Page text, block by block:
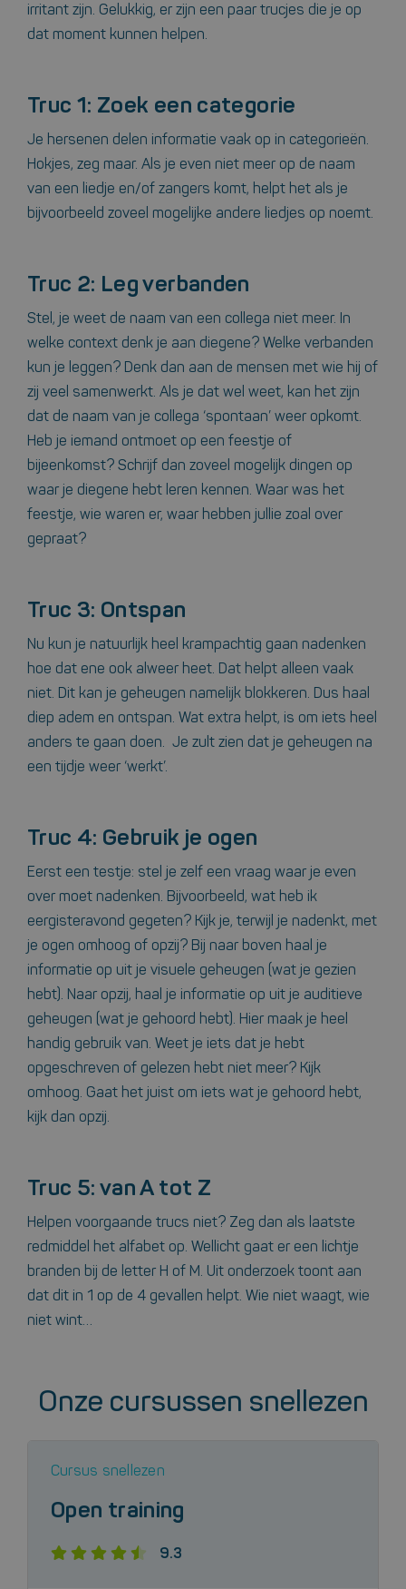
irritant zijn. Gelukkig, er zijn een paar trucjes die je op
dat moment kunnen helpen.
Truc 1: Zoek een categorie
Je hersenen delen informatie vaak op in categorieën.
Hokjes, zeg maar. Als je even niet meer op de naam
van een liedje en/of zangers komt, helpt het als je
bijvoorbeeld zoveel mogelijke andere liedjes op noemt.
Truc 2: Leg verbanden
Stel, je weet de naam van een collega niet meer. In
welke context denk je aan diegene? Welke verbanden
kun je leggen? Denk dan aan de mensen met wie hij of
zij veel samenwerkt. Als je dat wel weet, kan het zijn
dat de naam van je collega ‘spontaan’ weer opkomt.
Heb je iemand ontmoet op een feestje of
bijeenkomst? Schrijf dan zoveel mogelijk dingen op
waar je diegene hebt leren kennen. Waar was het
feestje, wie waren er, waar hebben jullie zoal over
gepraat?
Truc 3: Ontspan
Nu kun je natuurlijk heel krampachtig gaan nadenken
hoe dat ene ook alweer heet. Dat helpt alleen vaak
niet. Dit kan je geheugen namelijk blokkeren. Dus haal
diep adem en ontspan. Wat extra helpt, is om iets heel
anders te gaan doen. Je zult zien dat je geheugen na
een tijdje weer ‘werkt’.
Truc 4: Gebruik je ogen
Eerst een testje: stel je zelf een vraag waar je even
over moet nadenken. Bijvoorbeeld, wat heb ik
eergisteravond gegeten? Kijk je, terwijl je nadenkt, met
je ogen omhoog of opzij? Bij naar boven haal je
informatie op uit je visuele geheugen (wat je gezien
hebt). Naar opzij, haal je informatie op uit je auditieve
geheugen (wat je gehoord hebt). Hier maak je heel
handig gebruik van. Weet je iets dat je hebt
opgeschreven of gelezen hebt niet meer? Kijk
omhoog. Gaat het juist om iets wat je gehoord hebt,
kijk dan opzij.
Truc 5: van A tot Z
Helpen voorgaande trucs niet? Zeg dan als laatste
redmiddel het alfabet op. Wellicht gaat er een lichtje
branden bij de letter H of M. Uit onderzoek toont aan
dat dit in 1 op de 4 gevallen helpt. Wie niet waagt, wie
niet wint…
Onze cursussen snellezen
Cursus snellezen
Open training
9.3